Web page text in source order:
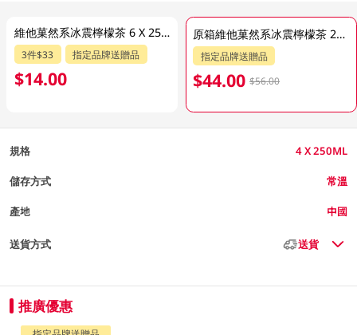
維他菓然系冰震檸檬茶 6 X 250ML
3件$33 指定品牌送贈品
$14.00
原箱維他菓然系冰震檸檬茶 24 X 250ML (新舊包裝隨機發貨)
指定品牌送贈品
$44.00 $56.00
規格 4 X 250ML
儲存方式 常溫
產地 中國
送貨方式 送貨
推廣優惠